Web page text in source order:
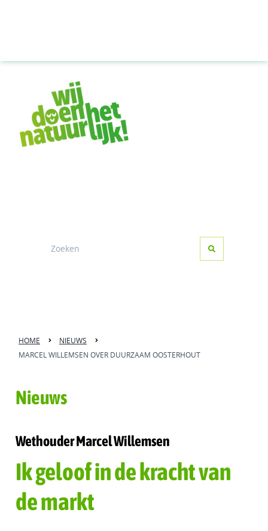
HOME
NIEUWS
MARCEL WILLEMSEN OVER DUURZAAM OOSTERHOUT
Nieuws
Wethouder Marcel Willemsen
Ik geloof in de kracht van
de markt